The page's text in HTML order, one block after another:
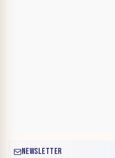
NEWSLETTER